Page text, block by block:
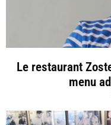
Le restaurant
menu